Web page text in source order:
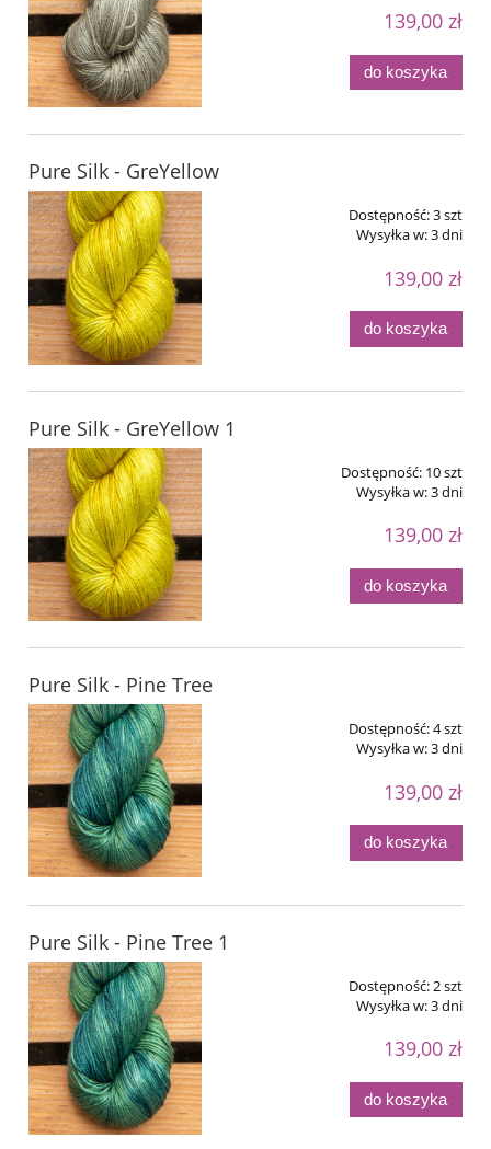
139,00 zł
do koszyka
Pure Silk - GreYellow
Dostępność:3 szt
Wysyłka w:3 dni
139,00 zł
do koszyka
Pure Silk - GreYellow 1
Dostępność: 10 szt
Wysyłka w:3 dni
139,00 zł
do koszyka
Pure Silk - Pine Tree
Dostępność:4 szt
Wysyłka w:3 dni
139,00 zł
do koszyka
Pure Silk - Pine Tree 1
Dostępność: 2 szt
Wysyłka w:3 dni
139,00 zł
do koszyka